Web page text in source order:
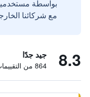
مع شركائنا
8.3 جيد جدًا
864 من التقييمات تم التحقق منها